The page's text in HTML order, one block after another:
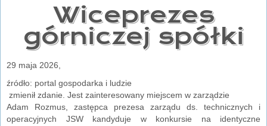
Wiceprezes
górniczej spółki
29 maja 2026,
źródło: portal gospodarka i ludzie
zmienił zdanie. Jest zainteresowany miejscem w zarządzie
Adam Rozmus, zastępca prezesa zarządu ds. technicznych i
operacyjnych JSW kandyduje w konkursie na identyczne